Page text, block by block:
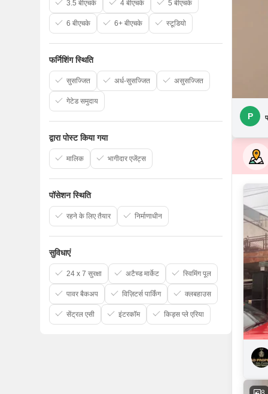
P
3.5 बीएचके 4 बीएचके 5 बीएचके
6 बीएचके 6+ बीएचके स्टूडियो
फर्निशिंग स्थिति
सुसज्जित अर्ध-सुसज्जित असुसज्जित
गेटेड समुदाय
द्वारा पोस्ट किया गया
मालिक भागीदार एजेंट्स
पॉसेशन स्थिति
रहने के लिए तैयार निर्माणाधीन
सुविधाएं
24 x 7 सुरक्षा अटैच्ड मार्केट स्विमिंग पूल
पावर बैकअप विज़िटर्स पार्किंग क्लबहाउस
सेंट्रल एसी इंटरकॉम किड्स प्ले एरिया